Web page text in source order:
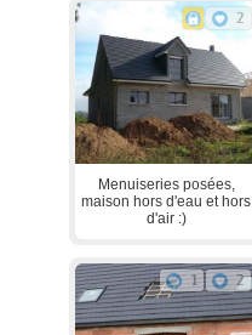
2
Menuiseries posées,
maison hors d'eau et hors
d'air :)
1 2